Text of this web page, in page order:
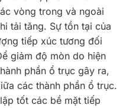
vòng trong và ngoài
tải tăng. Sự tồn tại của
tiếp xúc tương đối
giảm độ mòn do hiện
phần ổ trục gây ra,
các thành phần ổ trục.
tốt các bề mặt tiếp